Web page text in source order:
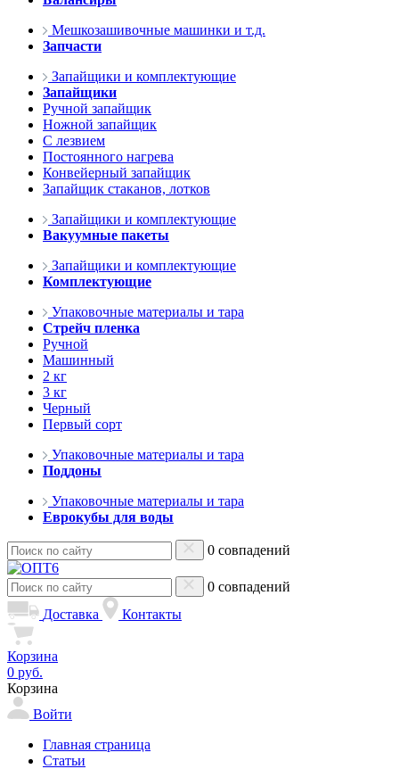
Мешкозашивочные машинки и т.д.
Запчасти
Запайщики и комплектующие
Запайщики
Ручной запайщик
Ножной запайщик
С лезвием
Постоянного нагрева
Конвейерный запайщик
Запайщик стаканов, лотков
Запайщики и комплектующие
Вакуумные пакеты
Запайщики и комплектующие
Комплектующие
Упаковочные материалы и тара
Стрейч пленка
Ручной
Машинный
2 кг
3 кг
Черный
Первый сорт
Упаковочные материалы и тара
Поддоны
Упаковочные материалы и тара
Еврокубы для воды
0 совпадений
0 совпадений
Доставка
Контакты
Корзина
0 руб.
Корзина
Войти
Главная страница
Статьи